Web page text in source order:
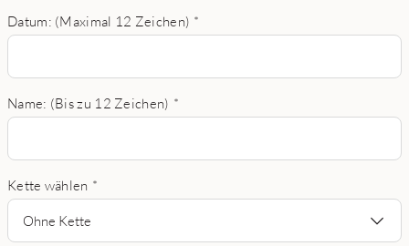
Datum: (Maximal 12 Zeichen) *
Name: (Bis zu 12 Zeichen) *
Kette wählen *
Ohne Kette